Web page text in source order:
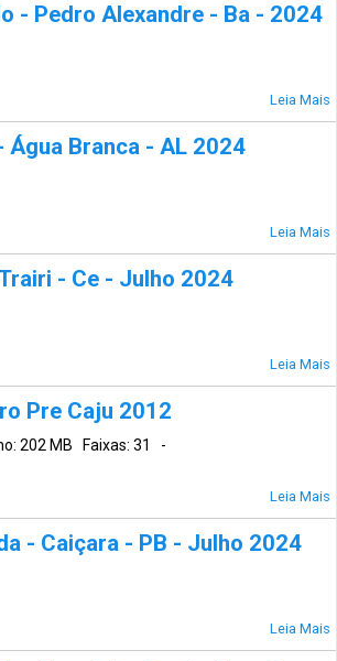
- Pedro Alexandre - Ba - 2024
Leia Mais
Água Branca - AL 2024
Leia Mais
- Ce - Julho 2024
Leia Mais
Pre Caju 2012
202 MB Faixas: 31 -
Leia Mais
- Caiçara - PB - Julho 2024
Leia Mais